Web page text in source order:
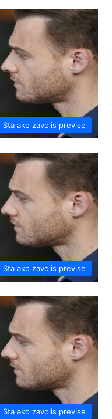
Sta ako zavolis previse
Sta ako zavolis previse
Sta ako zavolis previse